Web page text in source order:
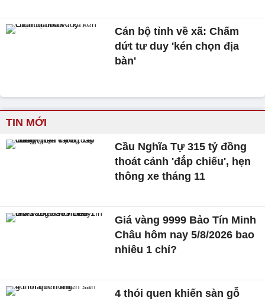
Cán bộ tỉnh về xã: Chấm
dứt tư duy 'kén chọn địa
bàn'
TIN MỚI
Cầu Nghĩa Tự 315 tỷ đồng
thoát cảnh 'đắp chiếu', hẹn
thông xe tháng 11
Giá vàng 9999 Bảo Tín Minh
Châu hôm nay 5/8/2026 bao
nhiêu 1 chỉ?
4 thói quen khiến sàn gỗ